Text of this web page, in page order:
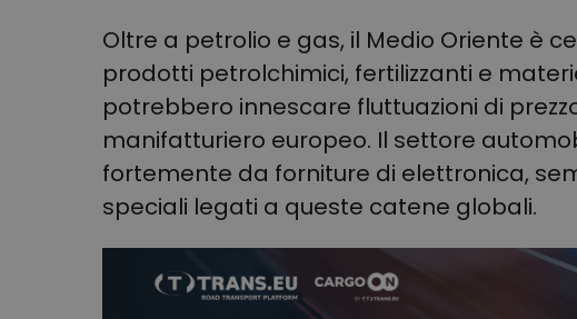
Oltre a petrolio e gas, il Medio Oriente è
prodotti petrolchimici, fertilizzanti e
potrebbero innescare fluttuazioni di
manifatturiero europeo. Il settore
fortemente da forniture di elettronica,
speciali legati a queste catene globali.